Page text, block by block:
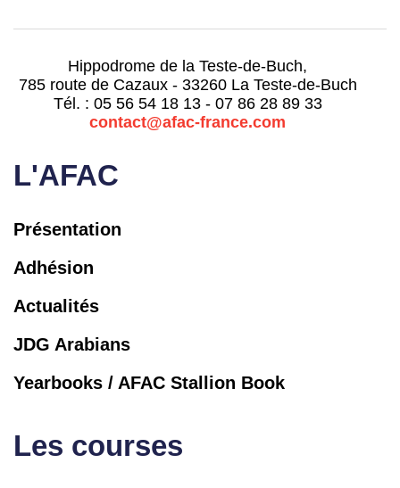
L'AFAC
Présentation
Adhésion
Actualités
JDG Arabians
Yearbooks / AFAC Stallion Book
Les courses
Hippodrome de la Teste-de-Buch,
785 route de Cazaux - 33260 La Teste-de-Buch
Tél. : 05 56 54 18 13 - 07 86 28 89 33
contact@afac-france.com